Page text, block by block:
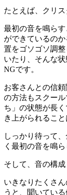
たとえば、クリ
最初の音を鳴ら
ができているの
置をゴソゴソ調
いたり、そんな
NGです。
お客さんとの信
の方法もスクー
ち」の状態が長
き上がられること
しっかり待って
く最初の音を鳴ら
そして、音の構
いきなりたくさ
うと、聞いてい